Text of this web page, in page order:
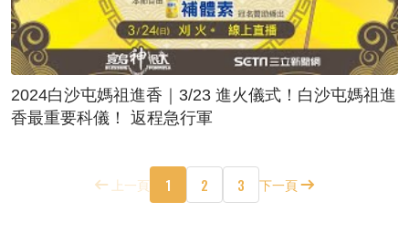
2024白沙屯媽祖進香｜3/23 進火儀式！白沙屯媽祖進
香最重要科儀！ 返程急行軍
上一頁 1 2 3 下一頁